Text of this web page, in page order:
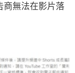
商無法在影片落